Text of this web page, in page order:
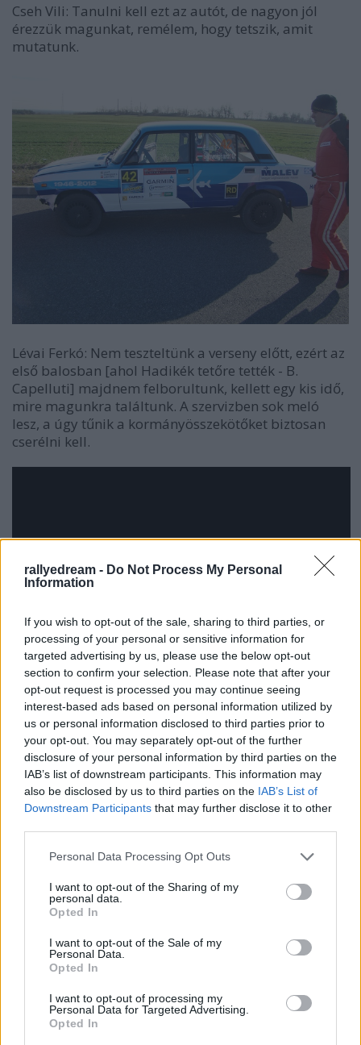
rallyedream - Do Not Process My Personal
Information
If you wish to opt-out of the sale, sharing to third parties, or
processing of your personal or sensitive information for
targeted advertising by us, please use the below opt-out
section to confirm your selection. Please note that after your
opt-out request is processed you may continue seeing
interest-based ads based on personal information utilized by
us or personal information disclosed to third parties prior to
your opt-out. You may separately opt-out of the further
disclosure of your personal information by third parties on the
IAB’s list of downstream participants. This information may
also be disclosed by us to third parties on the IAB’s List of
Downstream Participants that may further disclose it to other
Please note that this website/app uses one or more Google
not limited to your visit or usage behaviour. You may click to
grant or deny consent to Google and its third-party tags to
use your data for below specified purposes in below Google
consent section.
Personal Data Processing Opt Outs
I want to opt-out of the Sharing of my
personal data.
Opted In
I want to opt-out of the Sale of my
Personal Data.
Opted In
I want to opt-out of processing my
Personal Data for Targeted Advertising.
Opted In
Cseh Vili: Tanulni kell ezt az autót, de nagyon jól
érezzük magunkat, remélem, hogy tetszik, amit
mutatunk.
Lévai Ferkó: Nem teszteltünk a verseny előtt, ezért az
első balosban [ahol Hadikék tetőre tették - B.
Capelluti] majdnem felborultunk, kellett egy kis idő,
mire magunkra találtunk. A szervizben sok meló
lesz, a úgy tűnik a kormányösszekötőket biztosan
cserélni kell.
Bonnyai Péter elmeséli mi történt (Bocs, kicsit szeles a
felvétel)